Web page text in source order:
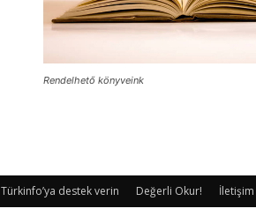
Rendelhető könyveink
Türkinfo’ya destek verin Değerli Okur! İletişim